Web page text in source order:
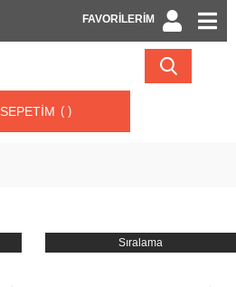
FAVORİLERİM
SEPETIM
Sıralama